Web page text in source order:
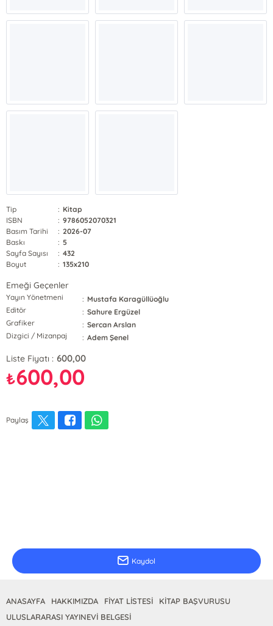
Tip : Kitap
ISBN
: 9786052070321
Basım Tarihi
: 2026-07
Baskı
: 5
Sayfa Sayısı
: 432
Boyut
: 135x210
Emeği Geçenler
Yayın Yönetmeni : Mustafa Karagüllüoğlu
Editör
: Sahure Ergüzel
Grafiker
: Sercan Arslan
Dizgici / Mizanpaj
: Adem Şenel
Liste Fiyatı : 600,00
₺600,00
Paylaş
Kaydol
ANASAYFA HAKKIMIZDA FİYAT LİSTESİ
KİTAP BAŞVURUSU
ULUSLARARASI YAYINEVİ BELGESİ